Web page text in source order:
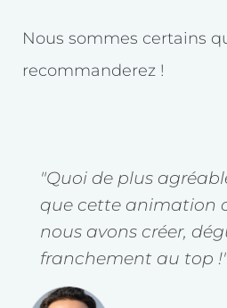
Nous sommes certains
recommanderez !
"Quoi de plus
que cette animation
nous avons créer,
franchement au top